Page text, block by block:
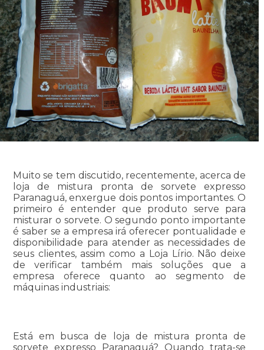
Muito se tem discutido, recentemente, acerca de
loja de mistura pronta de sorvete expresso
Paranaguá, enxergue dois pontos importantes. O
primeiro é entender que produto serve para
misturar o sorvete. O segundo ponto importante
é saber se a empresa irá oferecer pontualidade e
disponibilidade para atender as necessidades de
seus clientes, assim como a Loja Lírio. Não deixe
de verificar também mais soluções que a
empresa oferece quanto ao segmento de
máquinas industriais:
Está em busca de loja de mistura pronta de
sorvete expresso Paranaguá? Quando trata-se